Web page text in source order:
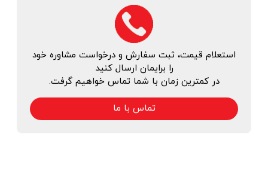
استعلام قیمت، ثبت سفارش و درخواست مشاوره خود
را برایمان ارسال کنید
در کمترین زمان با شما تماس خواهیم گرفت.
تماس با ما